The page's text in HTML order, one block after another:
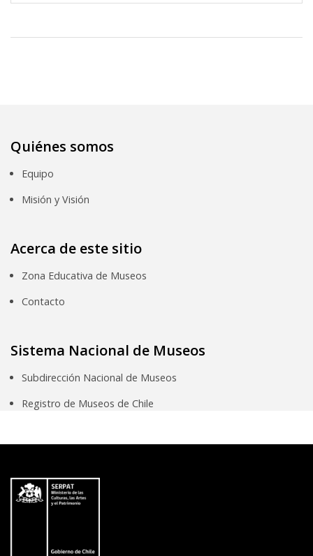
Quiénes somos
Equipo
Misión y Visión
Acerca de este sitio
Zona Educativa de Museos
Contacto
Sistema Nacional de Museos
Subdirección Nacional de Museos
Registro de Museos de Chile